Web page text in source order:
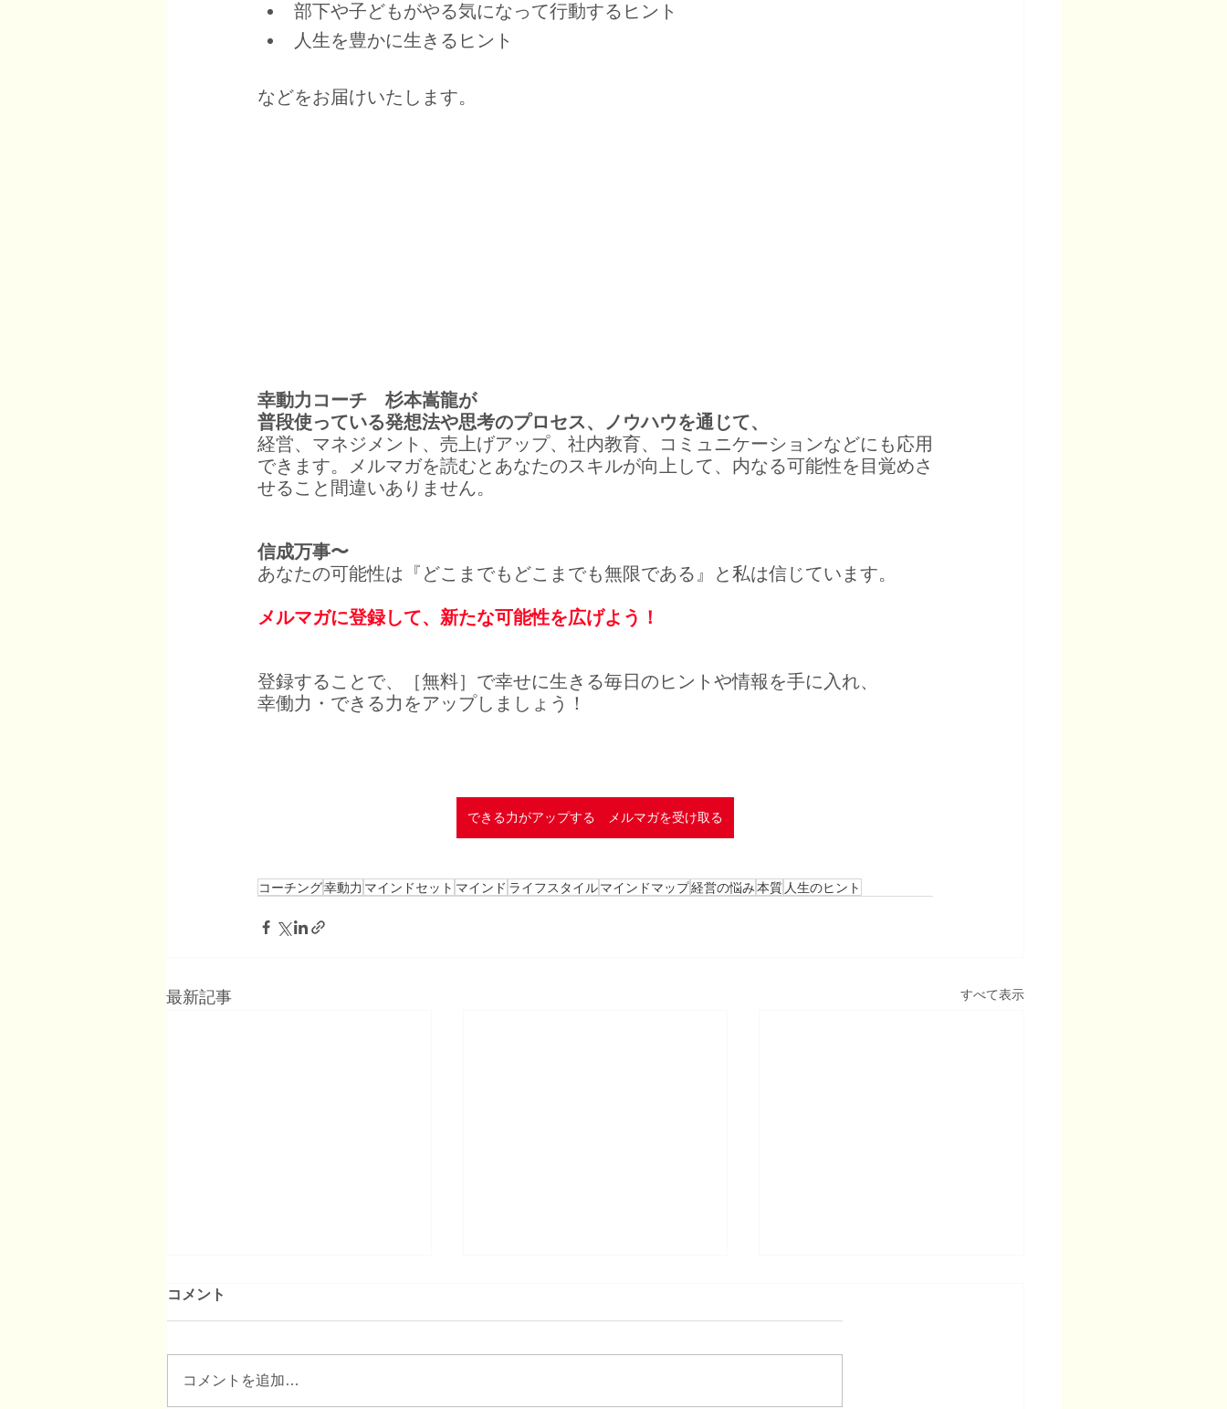
部下や子どもがやる気になって行動するヒント
人生を豊かに生きるヒント
などをお届けいたします。
幸動力コーチ　杉本嵩龍が
普段使っている発想法や思考のプロセス、ノウハウを通じて、
経営、マネジメント、売上げアップ、社内教育、コミュニケーションなどにも応用
できます。メルマガを読むとあなたのスキルが向上して、内なる可能性を目覚めさ
せること間違いありません。
信成万事〜
あなたの可能性は『どこまでもどこまでも無限である』と私は信じています。
メルマガに登録して、新たな可能性を広げよう！
登録することで、［無料］で幸せに生きる毎日のヒントや情報を手に入れ、
幸働力・できる力をアップしましょう！
できる力がアップする メルマガを受け取る
コーチング幸動力 マインドセット マインド ライフスタイルマインドマップ経営の悩み本質 人生のヒント
最新記事 すべて表示
コメント
コメントを追加…